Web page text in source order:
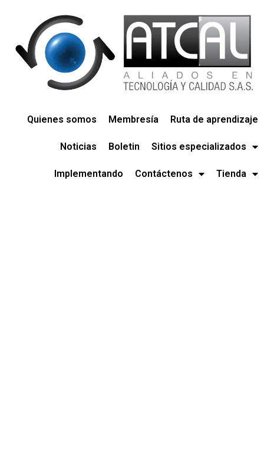
Quienes somos Membresía Ruta de aprendizaje
Noticias Boletin Sitios especializados
Implementando Contáctenos Tienda